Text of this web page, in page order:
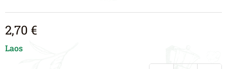
2,70 €
Laos